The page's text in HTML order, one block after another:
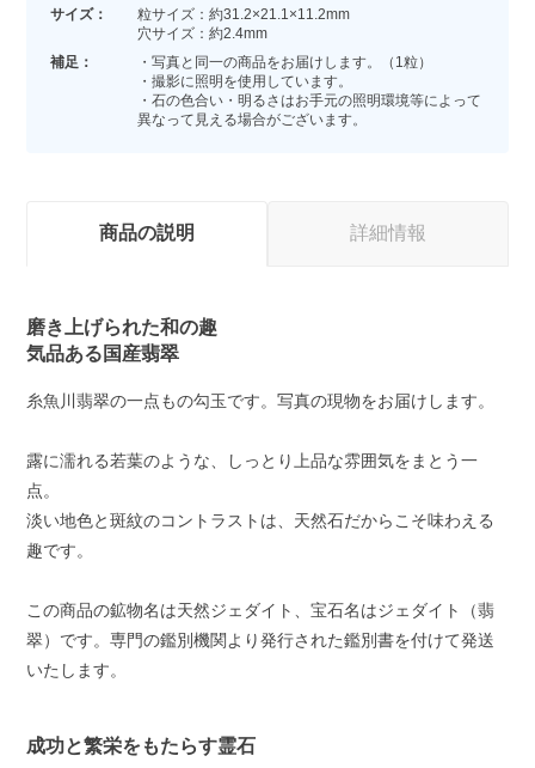
サイズ：
粒サイズ：約31.2×21.1×11.2mm
穴サイズ：約2.4mm
補足：
・写真と同一の商品をお届けします。（1粒）
・撮影に照明を使用しています。
・石の色合い・明るさはお手元の照明環境等によって
異なって見える場合がございます。
商品の説明 詳細情報
磨き上げられた和の趣
気品ある国産翡翠
糸魚川翡翠の一点もの勾玉です。写真の現物をお届けします。
露に濡れる若葉のような、しっとり上品な雰囲気をまとう一
点。
淡い地色と斑紋のコントラストは、天然石だからこそ味わえる
趣です。
この商品の鉱物名は天然ジェダイト、宝石名はジェダイト（翡
翠）です。専門の鑑別機関より発行された鑑別書を付けて発送
いたします。
成功と繁栄をもたらす霊石